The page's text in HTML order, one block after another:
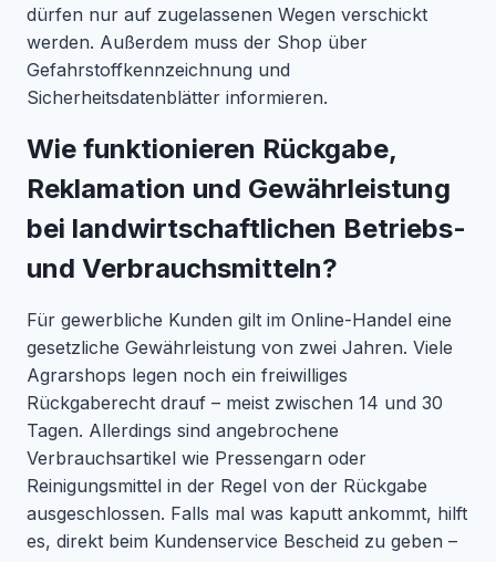
dürfen nur auf zugelassenen Wegen verschickt
werden. Außerdem muss der Shop über
Gefahrstoffkennzeichnung und
Sicherheitsdatenblätter informieren.
Wie funktionieren Rückgabe,
Reklamation und Gewährleistung
bei landwirtschaftlichen Betriebs-
und Verbrauchsmitteln?
Für gewerbliche Kunden gilt im Online-Handel eine
gesetzliche Gewährleistung von zwei Jahren. Viele
Agrarshops legen noch ein freiwilliges
Rückgaberecht drauf – meist zwischen 14 und 30
Tagen. Allerdings sind angebrochene
Verbrauchsartikel wie Pressengarn oder
Reinigungsmittel in der Regel von der Rückgabe
ausgeschlossen. Falls mal was kaputt ankommt, hilft
es, direkt beim Kundenservice Bescheid zu geben –